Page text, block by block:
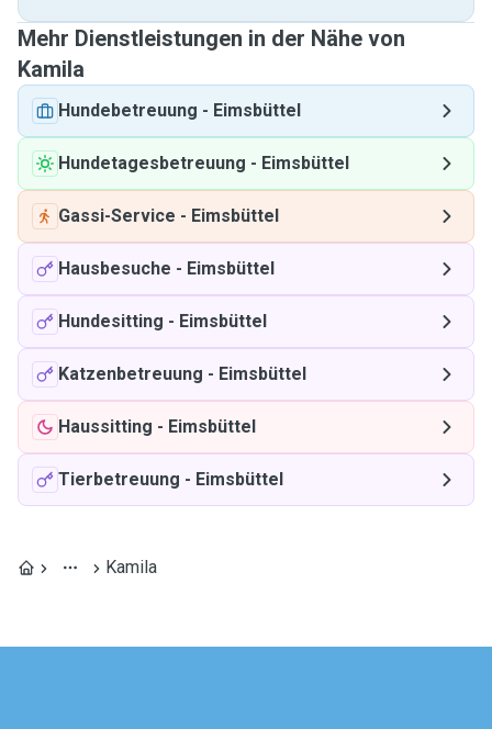
Mehr Dienstleistungen in der Nähe von
Kamila
Hundebetreuung - Eimsbüttel
Hundetagesbetreuung - Eimsbüttel
Gassi-Service - Eimsbüttel
Hausbesuche - Eimsbüttel
Hundesitting - Eimsbüttel
Katzenbetreuung - Eimsbüttel
Haussitting - Eimsbüttel
Tierbetreuung - Eimsbüttel
Kamila